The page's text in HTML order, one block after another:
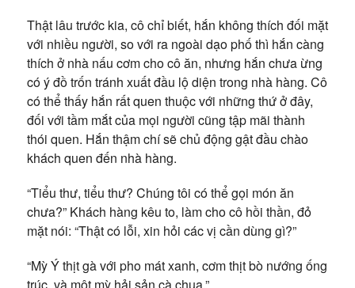
Thật lâu trước kia, cô chỉ biết, hắn không thích đối mặt
với nhiều người, so với ra ngoài dạo phố thì hắn càng
thích ở nhà nấu cơm cho cô ăn, nhưng hắn chưa ừng
có ý đồ trốn tránh xuất đầu lộ diện trong nhà hàng. Cô
có thể thấy hắn rất quen thuộc với những thứ ở đây,
đối với tầm mắt của mọi người cũng tập mãi thành
thói quen. Hắn thậm chí sẽ chủ động gật đầu chào
khách quen đến nhà hàng.
“Tiểu thư, tiểu thư? Chúng tôi có thể gọi món ăn
chưa?” Khách hàng kêu to, làm cho cô hồi thần, đỏ
mặt nói: “Thật có lỗi, xin hỏi các vị cần dùng gì?”
“Mỳ Ý thịt gà với pho mát xanh, cơm thịt bò nướng ống